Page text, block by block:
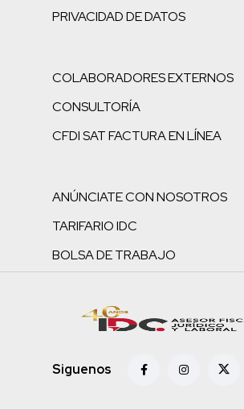
PRIVACIDAD DE DATOS
COLABORADORES EXTERNOS
CONSULTORÍA
CFDI SAT FACTURA EN LÍNEA
ANÚNCIATE CON NOSOTROS
TARIFARIO IDC
BOLSA DE TRABAJO
Siguenos